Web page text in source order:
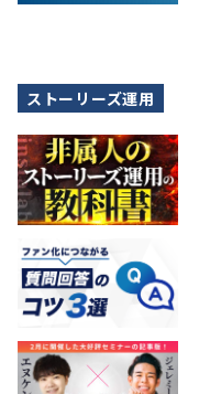
ストーリーズ運用